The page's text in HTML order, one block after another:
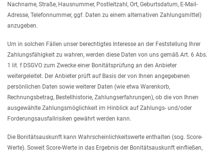
Nachname, Straße, Hausnummer, Postleitzahl, Ort, Geburtsdatum, E-Mail-
Adresse, Telefonnummer, ggf. Daten zu einem alternativen Zahlungsmittel)
anzugeben.
Um in solchen Fällen unser berechtigtes Interesse an der Feststellung Ihrer
Zahlungsfähigkeit zu wahren, werden diese Daten von uns gemäß Art. 6 Abs.
1 lit. f DSGVO zum Zwecke einer Bonitätsprüfung an den Anbieter
weitergeleitet. Der Anbieter prüft auf Basis der von Ihnen angegebenen
persönlichen Daten sowie weiterer Daten (wie etwa Warenkorb,
Rechnungsbetrag, Bestellhistorie, Zahlungserfahrungen), ob die von Ihnen
ausgewählte Zahlungsmöglichkeit im Hinblick auf Zahlungs- und/oder
Forderungsausfallrisiken gewährt werden kann.
Die Bonitätsauskunft kann Wahrscheinlichkeitswerte enthalten (sog. Score-
Werte). Soweit Score-Werte in das Ergebnis der Bonitätsauskunft einfließen,